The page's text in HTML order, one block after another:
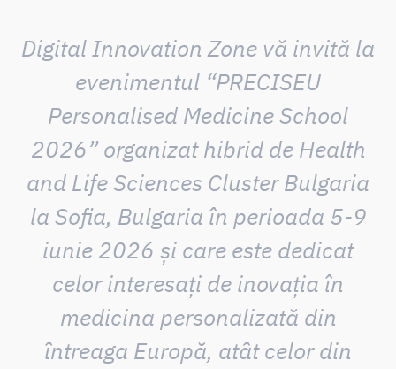
Digital Innovation Zone vă invită la
evenimentul “PRECISEU
Personalised Medicine School
2026” organizat hibrid de Health
and Life Sciences Cluster Bulgaria
la Sofia, Bulgaria în perioada 5-9
iunie 2026 și care este dedicat
celor interesați de inovația în
medicina personalizată din
întreaga Europă, atât celor din